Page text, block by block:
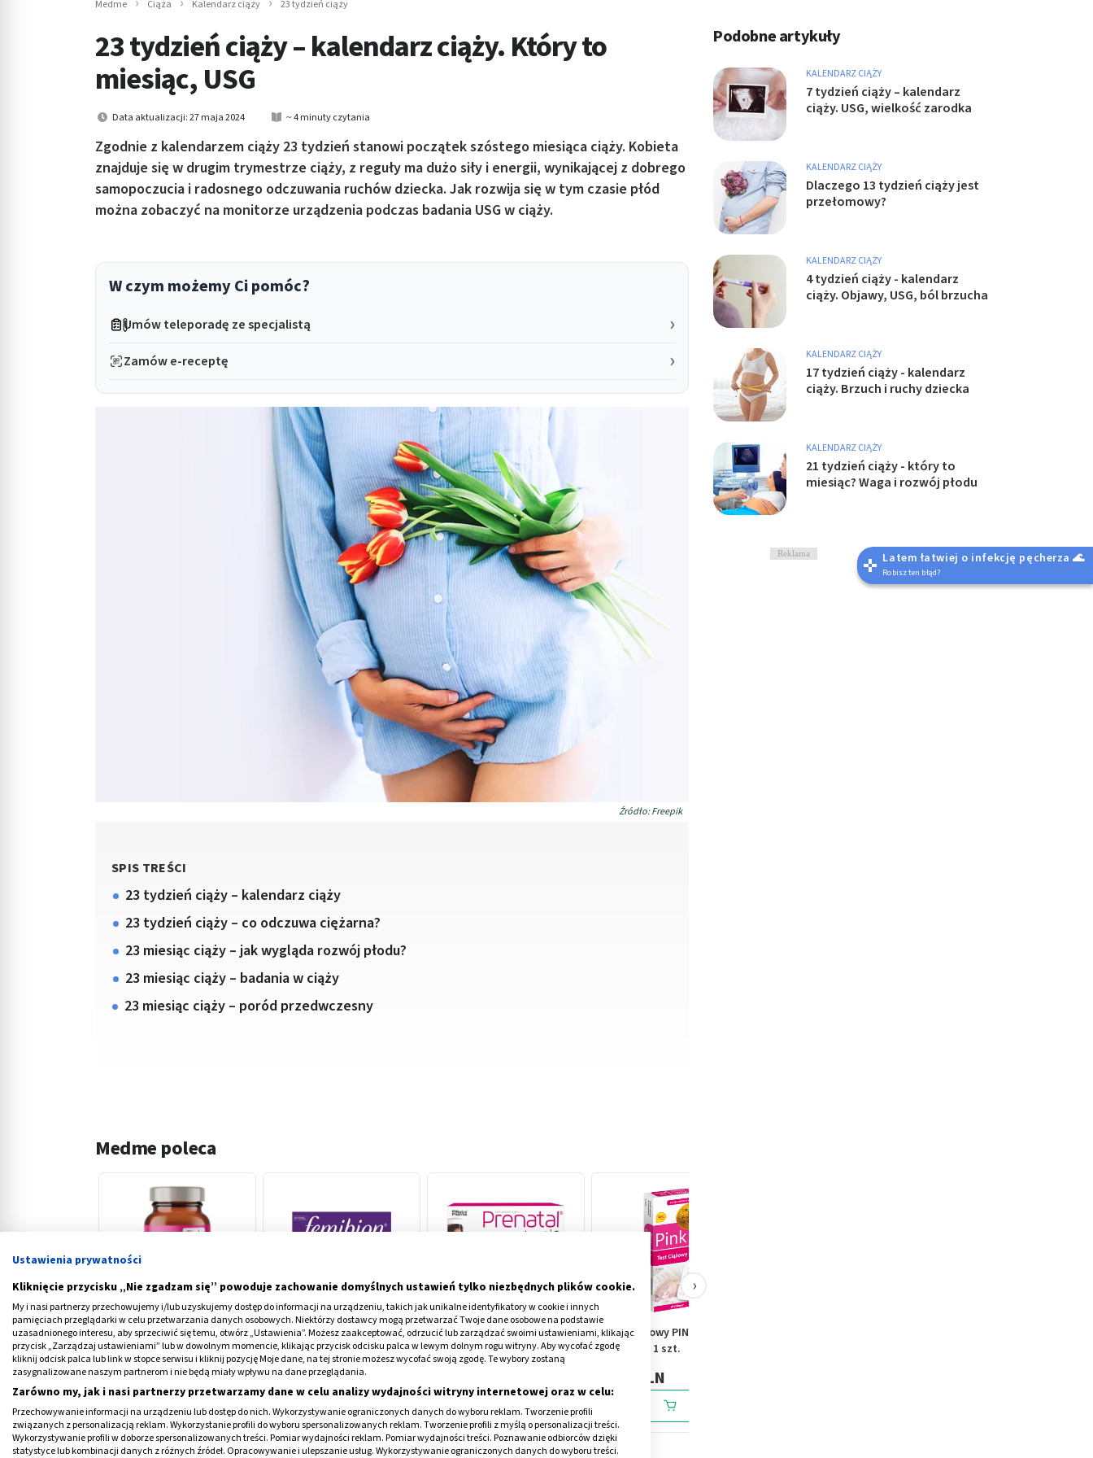
Medme Ciąża Kalendarz ciąży 23 tydzień ciąży
23 tydzień ciąży – kalendarz ciąży. Który to
miesiąc, USG
Data aktualizacji: 27 maja 2024 ~ 4 minuty czytania
Zgodnie z kalendarzem ciąży 23 tydzień stanowi początek szóstego miesiąca ciąży. Kobieta
znajduje się w drugim trymestrze ciąży, z reguły ma dużo siły i energii, wynikającej z dobrego
samopoczucia i radosnego odczuwania ruchów dziecka. Jak rozwija się w tym czasie płód
można zobaczyć na monitorze urządzenia podczas badania USG w ciąży.
W czym możemy Ci pomóc?
Umów teleporadę ze specjalistą
Zamów e-receptę
Źródło: Freepik
SPIS TREŚCI
23 tydzień ciąży – kalendarz ciąży
23 tydzień ciąży – co odczuwa ciężarna?
23 miesiąc ciąży – jak wygląda rozwój płodu?
23 miesiąc ciąży – badania w ciąży
23 miesiąc ciąży – poród przedwczesny
Medme poleca
PINK Mama, Planowanie
ciąży, kapsułki miękkie, 30
szt.
26,49 PLN
Femibion 1 Wczesna ciąża,
tabletki powlekane, 28 szt.
41,29 PLN
Prenatal Classic, witaminy
dla kobiet w ciąży (od 13.
tygodnia) i karmiących
Test Ciążowy PINK
płytkowy, 1 szt.
3,89 PLN
‹ ›
Podobne artykuły
KALENDARZ CIĄŻY
7 tydzień ciąży – kalendarz
ciąży. USG, wielkość zarodka
KALENDARZ CIĄŻY
Dlaczego 13 tydzień ciąży jest
przełomowy?
KALENDARZ CIĄŻY
4 tydzień ciąży - kalendarz
ciąży. Objawy, USG, ból brzucha
KALENDARZ CIĄŻY
17 tydzień ciąży - kalendarz
ciąży. Brzuch i ruchy dziecka
KALENDARZ CIĄŻY
21 tydzień ciąży - który to
miesiąc? Waga i rozwój płodu
Reklama Latem łatwiej o infekcję pęcherza 🌊
Robisz ten błąd?
Ustawienia prywatności
Kliknięcie przycisku „Nie zgadzam się” powoduje zachowanie domyślnych ustawień tylko niezbędnych plików cookie.
My i nasi partnerzy przechowujemy i/lub uzyskujemy dostęp do informacji na urządzeniu, takich jak unikalne identyfikatory w cookie i innych
pamięciach przeglądarki w celu przetwarzania danych osobowych. Niektórzy dostawcy mogą przetwarzać Twoje dane osobowe na podstawie
uzasadnionego interesu, aby sprzeciwić się temu, otwórz „Ustawienia”. Możesz zaakceptować, odrzucić lub zarządzać swoimi ustawieniami, klikając
przycisk „Zarządzaj ustawieniami” lub w dowolnym momencie, klikając przycisk odcisku palca w lewym dolnym rogu witryny. Aby wycofać zgodę
kliknij odcisk palca lub link w stopce serwisu i kliknij pozycję Moje dane, na tej stronie możesz wycofać swoją zgodę. Te wybory zostaną
zasygnalizowane naszym partnerom i nie będą miały wpływu na dane przeglądania.
Zarówno my, jak i nasi partnerzy przetwarzamy dane w celu analizy wydajności witryny internetowej oraz w celu:
Przechowywanie informacji na urządzeniu lub dostęp do nich. Wykorzystywanie ograniczonych danych do wyboru reklam. Tworzenie profili
związanych z personalizacją reklam. Wykorzystanie profili do wyboru spersonalizowanych reklam. Tworzenie profili z myślą o personalizacji treści.
Wykorzystywanie profili w doborze spersonalizowanych treści. Pomiar wydajności reklam. Pomiar wydajności treści. Poznawanie odbiorców dzięki
statystyce lub kombinacji danych z różnych źródeł. Opracowywanie i ulepszanie usług. Wykorzystywanie ograniczonych danych do wyboru treści.